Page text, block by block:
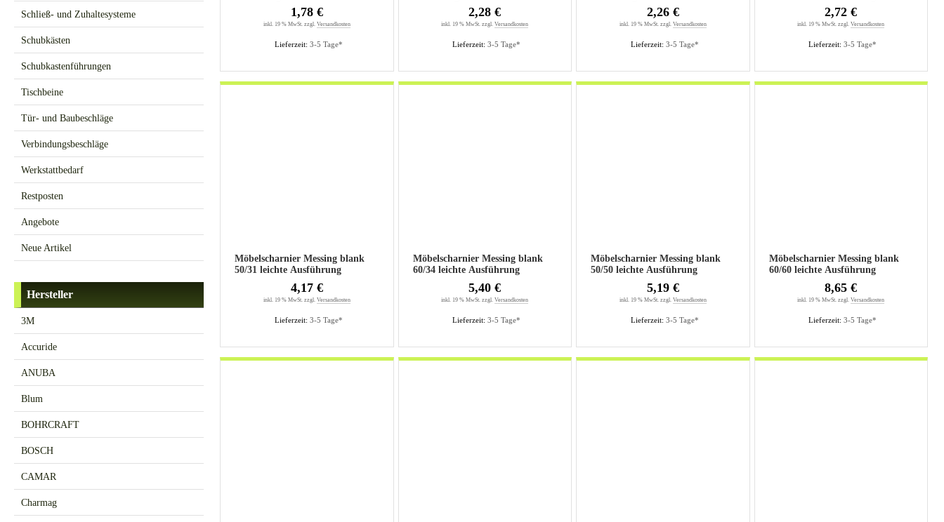
Schließ- und Zuhaltesysteme
Schubkästen
Schubkastenführungen
Tischbeine
Tür- und Baubeschläge
Verbindungsbeschläge
Werkstattbedarf
Restposten
Angebote
Neue Artikel
Hersteller
3M
Accuride
ANUBA
Blum
BOHRCRAFT
BOSCH
CAMAR
Charmag
Lieferzeit: 3-5 Tage*
1,78 €
inkl. 19 % MwSt. zzgl. Versandkosten
Lieferzeit:3-5 Tage*
2,28 €
inkl. 19 % MwSt. zzgl.Versandkosten
Lieferzeit: 3-5 Tage*
2,26 €
inkl. 19 % MwSt. zzgl. Versandkosten
Lieferzeit:3-5 Tage*
2,72 €
inkl. 19 % MwSt. zzgl.Versandkosten
Möbelscharnier Messing blank
50/31 leichte Ausführung
Lieferzeit: 3-5 Tage*
4,17 €
inkl. 19 % MwSt. zzgl. Versandkosten
Möbelscharnier Messing blank
60/34 leichte Ausführung
Lieferzeit:3-5 Tage*
5,40 €
inkl. 19 % MwSt. zzgl.Versandkosten
Möbelscharnier Messing blank
50/50 leichte Ausführung
Lieferzeit: 3-5 Tage*
5,19 €
inkl. 19 % MwSt. zzgl. Versandkosten
Möbelscharnier Messing blank
60/60 leichte Ausführung
Lieferzeit:3-5 Tage*
8,65 €
inkl. 19 % MwSt. zzgl.Versandkosten